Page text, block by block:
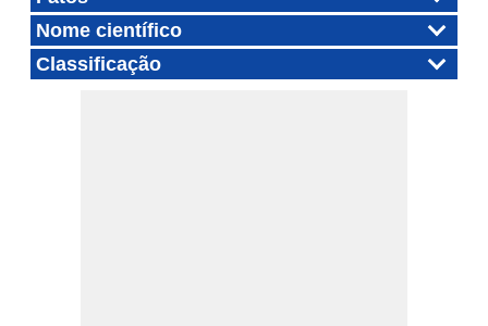
Nome científico
Classificação